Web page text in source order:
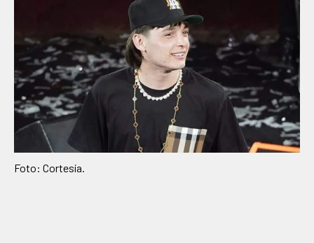
Foto: Cortesía.